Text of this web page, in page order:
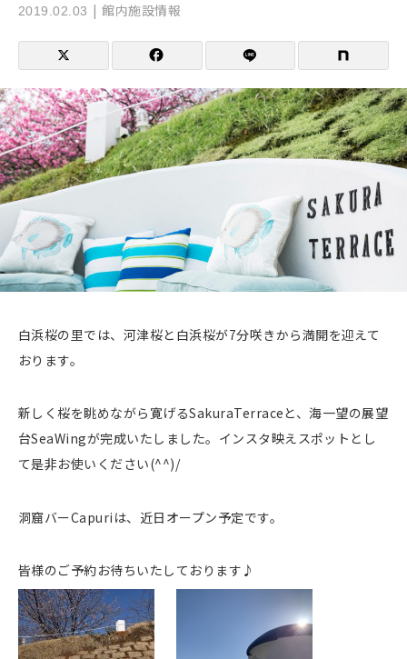
2019.02.03 館内施設情報
白浜桜の里では、河津桜と白浜桜が7分咲きから満開を迎えて
おります。
新しく桜を眺めながら寛げるSakuraTerraceと、海一望の展望
台SeaWingが完成いたしました。インスタ映えスポットとし
て是非お使いください(^^)/
洞窟バーCapuriは、近日オープン予定です。
皆様のご予約お待ちいたしております♪